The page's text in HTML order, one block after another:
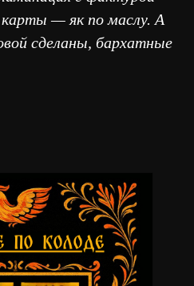
— як по маслу. А
сделаны, бархатные